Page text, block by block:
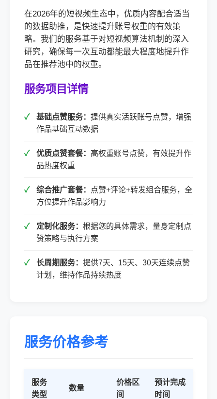
在2026年的短视频生态中，优质内容配合适当
的数据助推，是快速提升账号权重的有效策
略。我们的服务基于对短视频算法机制的深入
研究，确保每一次互动都能最大程度地提升作
品在推荐池中的权重。
服务项目详情
基础点赞服务： 提供真实活跃账号点赞，增强
作品基础互动数据
优质点赞套餐： 高权重账号点赞，有效提升作
品热度权重
综合推广套餐：
点赞+评论+转发组合服务，全
方位提升作品影响力
定制化服务： 根据您的具体需求，量身定制点
赞策略与执行方案
长周期服务： 提供7天、15天、30天连续点赞
计划，维持作品持续热度
服务价格参考
服务
类型
数量
价格区
间
预计完成
时间